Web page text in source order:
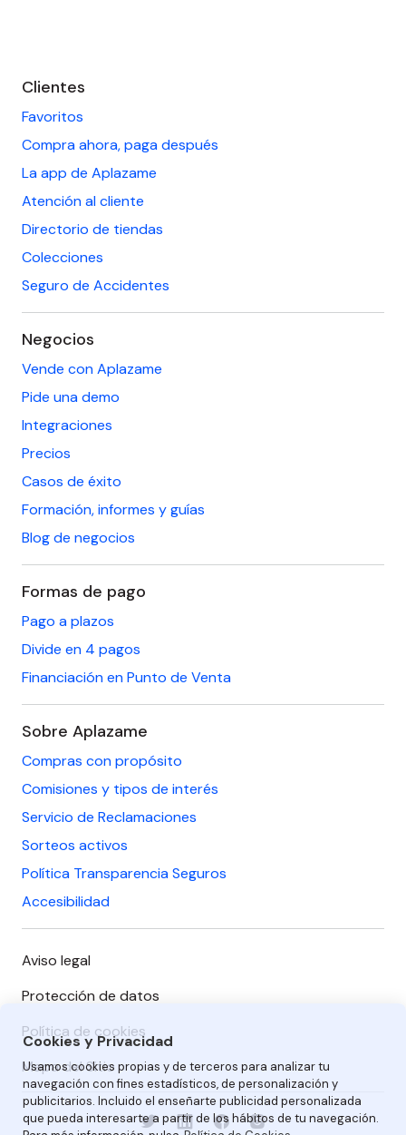
al
footer
Clientes
Favoritos
Compra ahora, paga después
La app de Aplazame
Atención al cliente
Directorio de tiendas
Colecciones
Seguro de Accidentes
Negocios
Vende con Aplazame
Pide una demo
Integraciones
Precios
Casos de éxito
Formación, informes y guías
Blog de negocios
Formas de pago
Pago a plazos
Divide en 4 pagos
Financiación en Punto de Venta
Sobre Aplazame
Compras con propósito
Comisiones y tipos de interés
Servicio de Reclamaciones
Sorteos activos
Política Transparencia Seguros
Accesibilidad
Aviso legal
Protección de datos
Política de cookies
Mapa del Sitio
Cookies y Privacidad
Usamos cookies propias y de terceros para analizar tu
navegación con fines estadísticos, de personalización y
publicitarios. Incluido el enseñarte publicidad personalizada
que pueda interesarte a partir de los hábitos de tu navegación.